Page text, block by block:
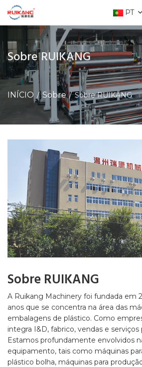
PT
Sobre RUIKANG
INÍCIO Sobre Sobre RUIKANG
Sobre RUIKANG
A Ruikang Machinery foi fundada em
anos que se concentra na área das
embalagens de plástico. Como
integra I&D, fabrico, vendas e serviços
Estamos profundamente envolvidos
equipamento, tais como máquinas
plástico bolha, máquinas para